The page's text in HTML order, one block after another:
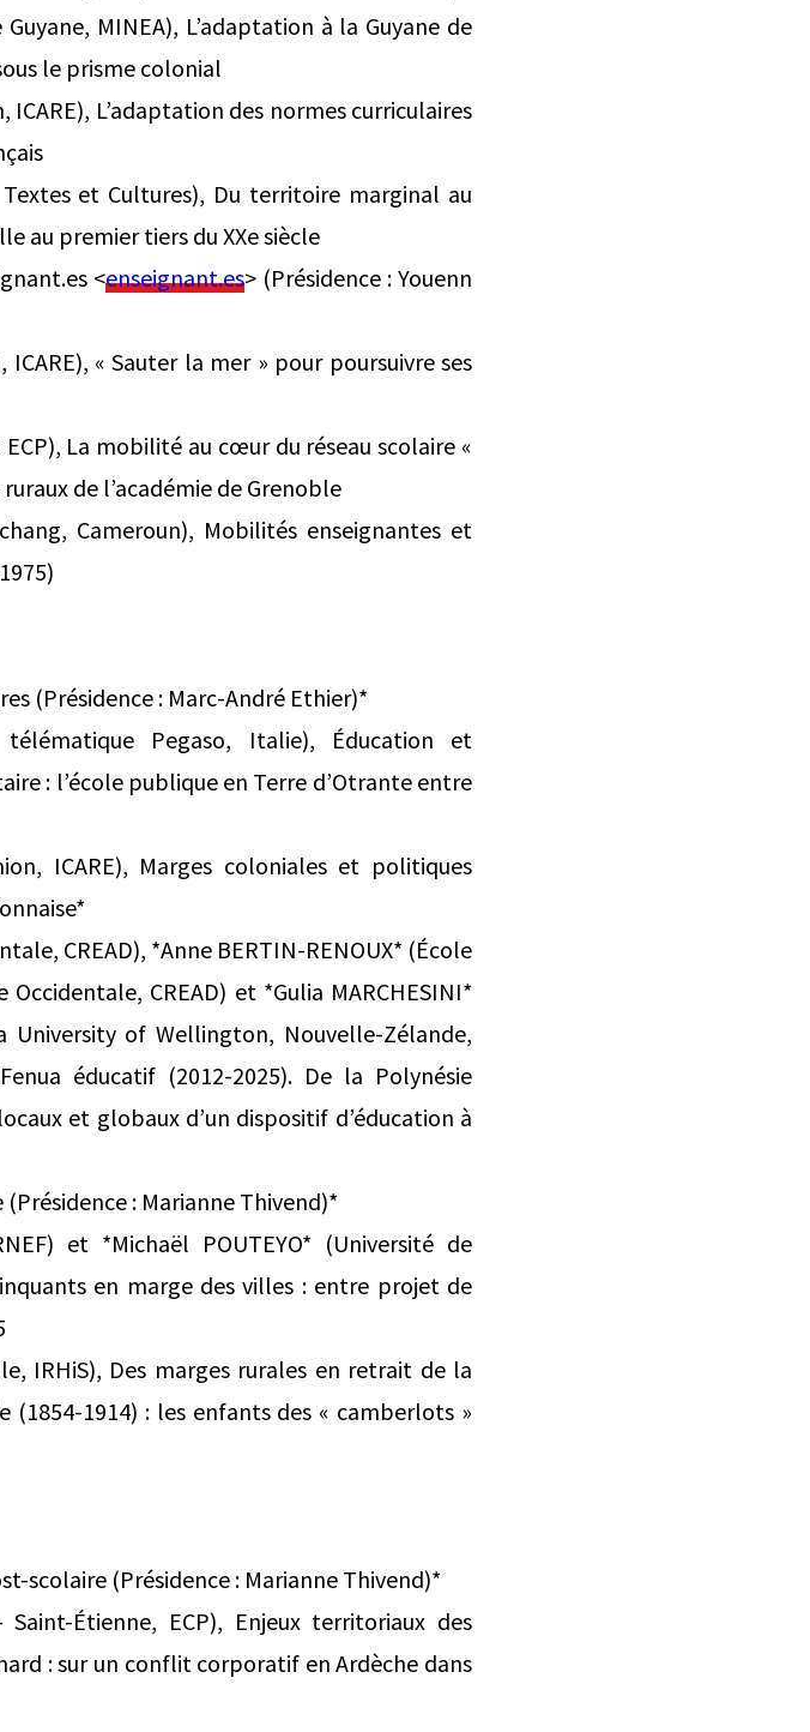
MINEA), L’adaptation à la Guyane de
le prisme colonial
ICARE), L’adaptation des normes curriculaires
Textes et Cultures), Du territoire marginal au
au premier tiers du XXe siècle
<enseignant.es> (Présidence : Youenn
« Sauter la mer » pour poursuivre ses
La mobilité au cœur du réseau scolaire «
de l’académie de Grenoble
Cameroun), Mobilités enseignantes et
(Présidence : Marc-André Ethier)*
télématique Pegaso, Italie), Éducation et
: l’école publique en Terre d’Otrante entre
ICARE), Marges coloniales et politiques
CREAD), *Anne BERTIN-RENOUX* (École
CREAD) et *Gulia MARCHESINI*
University of Wellington, Nouvelle-Zélande,
éducatif (2012-2025). De la Polynésie
et globaux d’un dispositif d’éducation à
: Marianne Thivend)*
et *Michaël POUTEYO* (Université de
en marge des villes : entre projet de
IRHiS), Des marges rurales en retrait de la
(1854-1914) : les enfants des « camberlots »
scolaire (Présidence : Marianne Thivend)*
Étienne, ECP), Enjeux territoriaux des
: sur un conflit corporatif en Ardèche dans